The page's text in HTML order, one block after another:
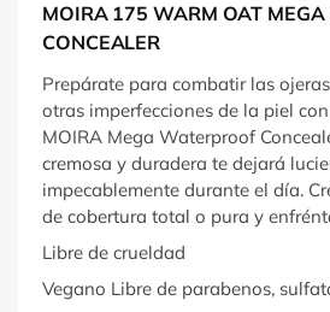
MOIRA 175 WARM OAT MEGA
CONCEALER
Prepárate para combatir las
otras imperfecciones de la piel
MOIRA Mega Waterproof
cremosa y duradera te dejará
impecablemente durante el día.
de cobertura total o pura y
Libre de crueldad
Vegano Libre de parabenos,